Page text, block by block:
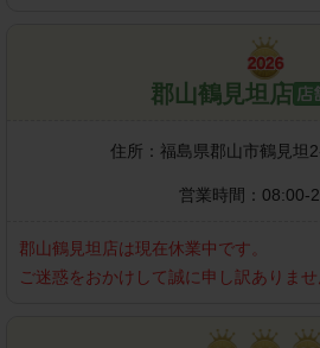
郡山鶴見坦店
住所： 福島県郡山市鶴見坦
営業時間： 08:00-
郡山鶴見坦店は現在休業中です。
ご迷惑をおかけして誠に申し訳ありませ